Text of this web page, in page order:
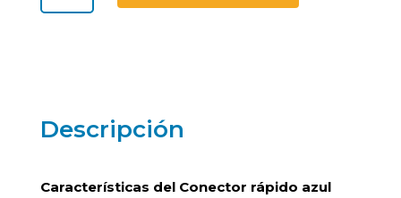
azul
Descripción
Características del Conector rápido azul